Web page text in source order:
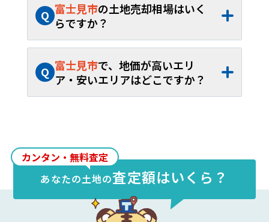
Q 富士見市の土地売却相場はいく
らですか？
A 富士見市の土地売却相場は、約68.1万円/
坪（約19.2万円～約258.8万円/坪
単価約20.6万円/㎡（約5.82万円～約
78.3
Q 富士見市で、地価が高いエリ
ア・安いエリアはどこですか？
約19.2万円/坪（約
カンタン・無料査定
あなたの土地の査定額はいくら？